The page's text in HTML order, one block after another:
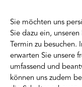
Sie möchten uns
Sie dazu ein,
Termin zu
erwarten Sie unsere
umfassend und
können uns zudem